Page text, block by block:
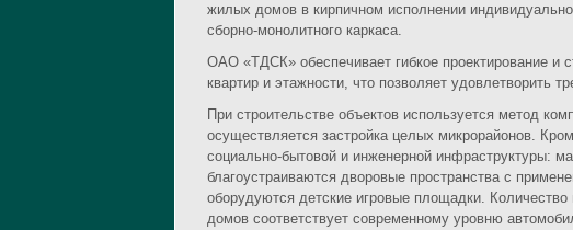
жилых домов в кирпичном исполнении
сборно-монолитного каркаса.
ОАО «ТДСК» обеспечивает гибкое проектирование
квартир и этажности, что позволяет удовлетворить
При строительстве объектов используется метод
осуществляется застройка целых микрорайонов.
социально-бытовой и инженерной инфраструктуры:
благоустраиваются дворовые пространства с
оборудуются детские игровые площадки.
домов соответствует современному уровню